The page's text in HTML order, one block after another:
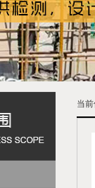
当